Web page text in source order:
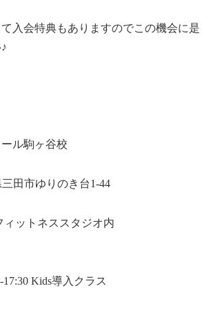
入会特典もありますのでこの機会に是
ル駒ヶ谷校
三田市ゆりのき台1-44
ィットネススタジオ内
17:30 Kids導入クラス